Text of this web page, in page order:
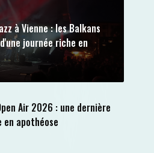
à Vienne : les Balkans
journée riche en
Air 2026 : une dernière
en apothéose